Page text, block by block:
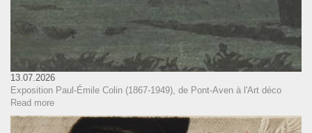
13.07.2026
Exposition Paul-Émile Colin (1867-1949), de Pont-Aven à l'Art déco
Read more